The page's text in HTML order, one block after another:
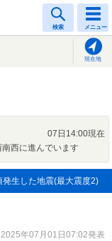
検索 メニュー
現在地
07日14:00現在
西に進んでいます
生した地震(最大震度2)
2025年07月01日07:02発表